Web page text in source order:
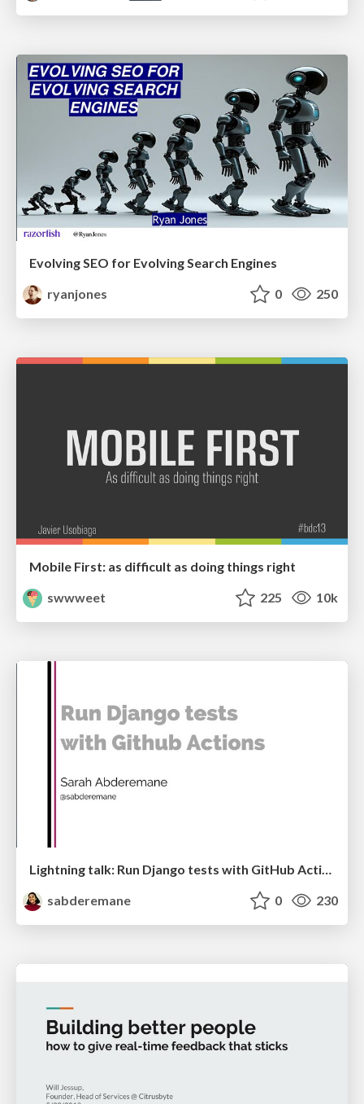
Evolving SEO for Evolving Search Engines
ryanjones
0 250
Mobile First: as difficult as doing things right
swwweet
225 10k
Lightning talk: Run Django tests with GitHub Actions
sabderemane
0 230